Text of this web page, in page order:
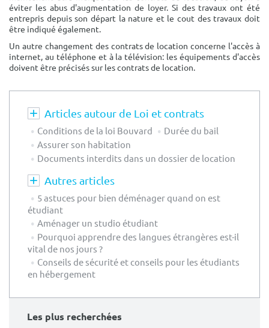
Type de location
Colocation
Votre date d'entrée
Chercher
éviter les abus d'augmentation de loyer. Si des travaux ont été
entrepris depuis son départ la nature et le cout des travaux doit
être indiqué également.
Un autre changement des contrats de location concerne l'accès à
internet, au téléphone et à la télévision: les équipements d'accès
doivent être précisés sur les contrats de location.
Articles autour de Loi et contrats
Conditions de la loi Bouvard
Durée du bail
Assurer son habitation
Documents interdits dans un dossier de location
Autres articles
5 astuces pour bien déménager quand on est
étudiant
Aménager un studio étudiant
Pourquoi apprendre des langues étrangères est-il
vital de nos jours ?
Conseils de sécurité et conseils pour les étudiants
en hébergement
Les plus recherchées